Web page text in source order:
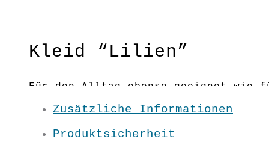
Kleid “Lilien”
Für den Alltag ebenso geeignet wie
Material:100 % BW kbA
Pflege: 30 Grad
Zusätzliche Informationen
Produktsicherheit